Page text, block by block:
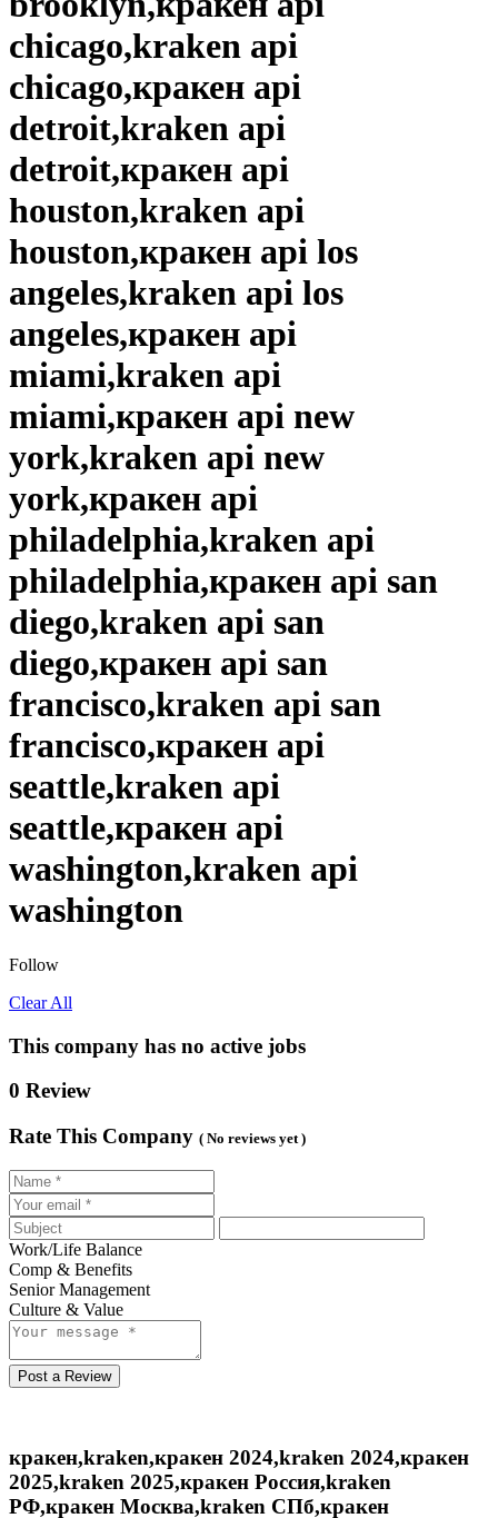
chicago,kraken api
chicago,кракен api
detroit,kraken api
detroit,кракен api
houston,kraken api
houston,кракен api los
angeles,kraken api los
angeles,кракен api
miami,kraken api
miami,кракен api new
york,kraken api new
york,кракен api
philadelphia,kraken api
philadelphia,кракен api san
diego,kraken api san
diego,кракен api san
francisco,kraken api san
francisco,кракен api
seattle,kraken api
seattle,кракен api
washington,kraken api
washington
Follow
Clear All
This company has no active jobs
0 Review
Rate This Company ( No reviews yet )
Work/Life Balance
Comp & Benefits
Senior Management
Culture & Value
Post a Review
кракен,kraken,кракен 2024,kraken 2024,кракен
2025,kraken 2025,кракен Россия,kraken
РФ,кракен Москва,kraken СПб,кракен